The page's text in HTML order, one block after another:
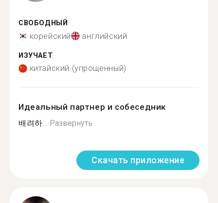
СВОБОДНЫЙ
корейский английский
ИЗУЧАЕТ
китайский (упрощенный)
Идеальный партнер и собеседник
배려하...Развернуть
Скачать приложение